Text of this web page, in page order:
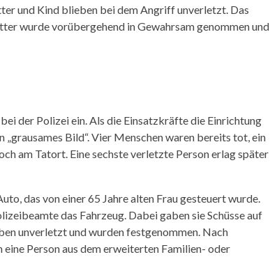
und Kind blieben bei dem Angriff unverletzt. Das
wurde vorübergehend in Gewahrsam genommen und
der Polizei ein. Als die Einsatzkräfte die Einrichtung
Bild“. Vier Menschen waren bereits tot, ein
am Tatort. Eine sechste verletzte Person erlag später
das von einer 65 Jahre alten Frau gesteuert wurde.
das Fahrzeug. Dabei gaben sie Schüsse auf
unverletzt und wurden festgenommen. Nach
Person aus dem erweiterten Familien- oder